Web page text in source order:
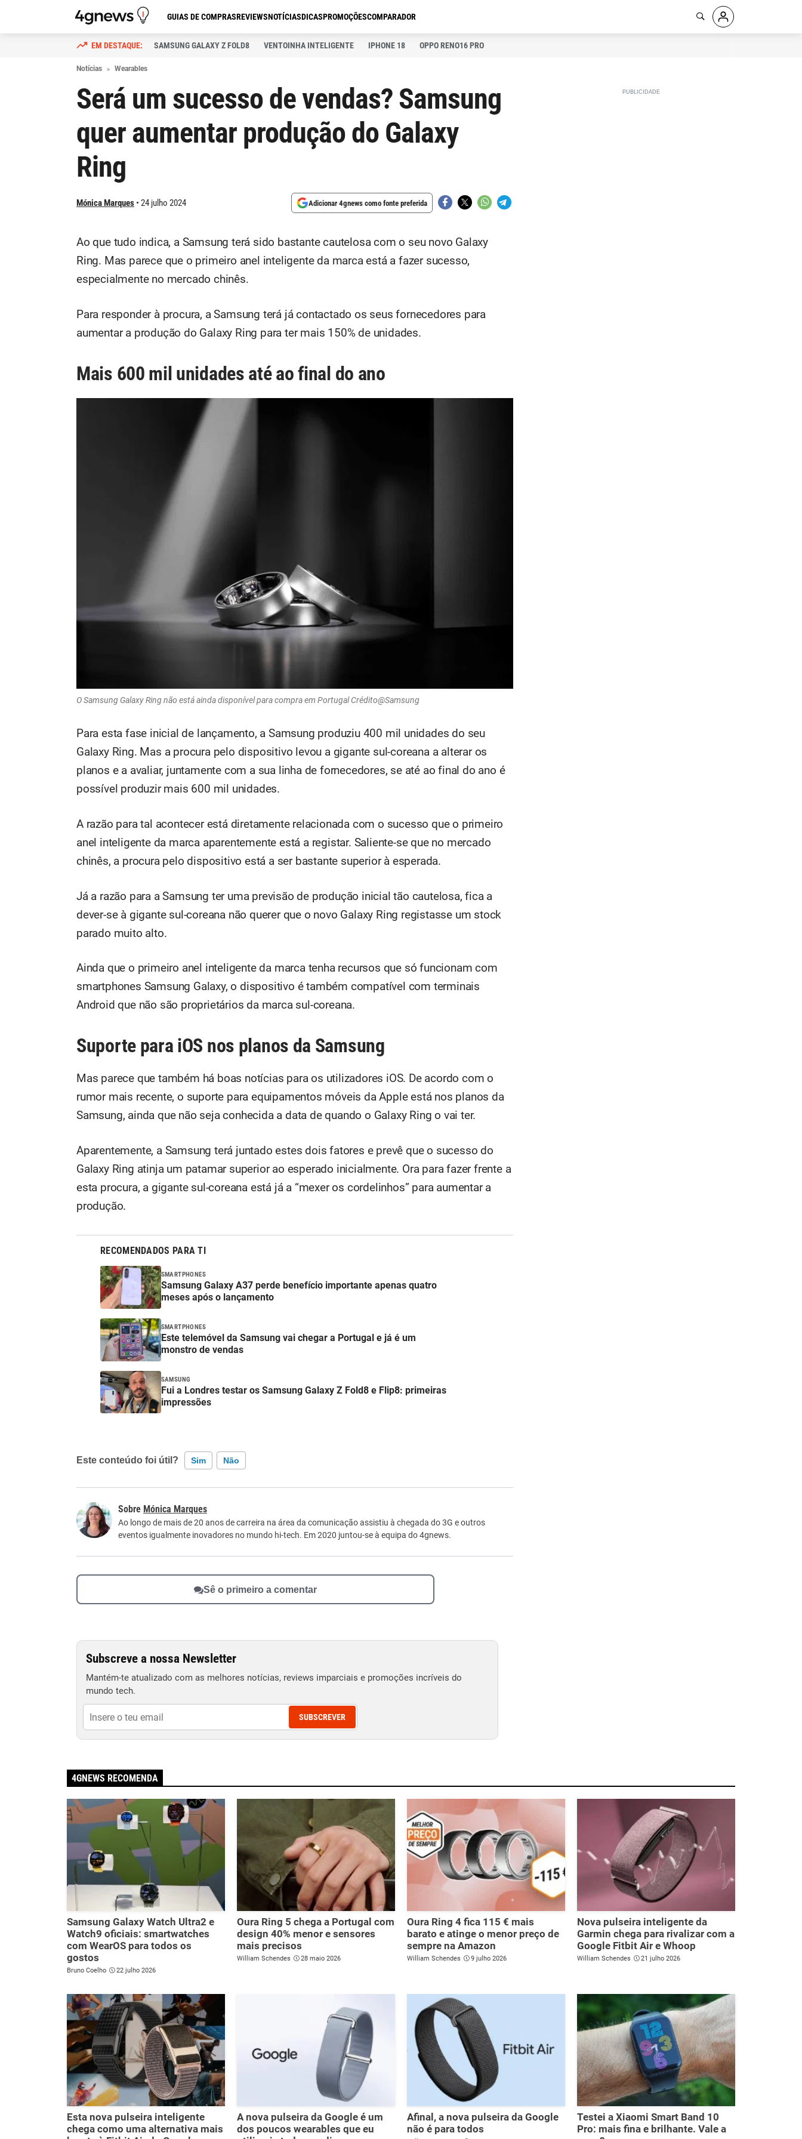
GUIAS DE COMPRASREVIEWSNOTÍCIASDICASPROMOÇÕESCOMPARADOR
SAMSUNG GALAXY Z FOLD8 VENTOINHA INTELIGENTE IPHONE 18 OPPO RENO16 PRO
Notícias Wearables
Será um sucesso de vendas? Samsung
quer aumentar produção do Galaxy
Ring
Mónica Marques 24 julho 2024 Adicionar 4gnews como fonte preferida
Ao que tudo indica, a Samsung terá sido bastante cautelosa com o seu novo Galaxy
Ring. Mas parece que o primeiro anel inteligente da marca está a fazer sucesso,
especialmente no mercado chinês.
Para responder à procura, a Samsung terá já contactado os seus fornecedores para
aumentar a produção do Galaxy Ring para ter mais 150% de unidades.
Mais 600 mil unidades até ao final do ano
O Samsung Galaxy Ring não está ainda disponível para compra em Portugal Crédito@Samsung
Para esta fase inicial de lançamento, a Samsung produziu 400 mil unidades do seu
Galaxy Ring. Mas a procura pelo dispositivo levou a gigante sul-coreana a alterar os
planos e a avaliar, juntamente com a sua linha de fornecedores, se até ao final do ano é
possível produzir mais 600 mil unidades.
A razão para tal acontecer está diretamente relacionada com o sucesso que o primeiro
anel inteligente da marca aparentemente está a registar. Saliente-se que no mercado
chinês, a procura pelo dispositivo está a ser bastante superior à esperada.
Já a razão para a Samsung ter uma previsão de produção inicial tão cautelosa, fica a
dever-se à gigante sul-coreana não querer que o novo Galaxy Ring registasse um stock
parado muito alto.
Ainda que o primeiro anel inteligente da marca tenha recursos que só funcionam com
smartphones Samsung Galaxy, o dispositivo é também compatível com terminais
Android que não são proprietários da marca sul-coreana.
Suporte para iOS nos planos da Samsung
Mas parece que também há boas notícias para os utilizadores iOS. De acordo com o
rumor mais recente, o suporte para equipamentos móveis da Apple está nos planos da
Samsung, ainda que não seja conhecida a data de quando o Galaxy Ring o vai ter.
Aparentemente, a Samsung terá juntado estes dois fatores e prevê que o sucesso do
Galaxy Ring atinja um patamar superior ao esperado inicialmente. Ora para fazer frente a
esta procura, a gigante sul-coreana está já a “mexer os cordelinhos” para aumentar a
produção.
RECOMENDADOS PARA TI
SMARTPHONES
Samsung Galaxy A37 perde benefício importante apenas quatro
meses após o lançamento
SMARTPHONES
Este telemóvel da Samsung vai chegar a Portugal e já é um
monstro de vendas
SAMSUNG
Fui a Londres testar os Samsung Galaxy Z Fold8 e Flip8: primeiras
impressões
Este conteúdo foi útil? Sim Não
Este conteúdo não tem a informação que procuro
Mónica Marques
Ao longo de mais de 20 anos de carreira na área da comunicação assistiu à chegada do 3G e outros
eventos igualmente inovadores no mundo hi-tech. Em 2020 juntou-se à equipa do 4gnews.
Sê o primeiro a comentar
Subscreve a nossa Newsletter
Mantém-te atualizado com as melhores notícias, reviews imparciais e promoções incríveis do
mundo tech.
SUBSCREVER
4GNEWS RECOMENDA
Samsung Galaxy Watch Ultra2 e
Watch9 oficiais: smartwatches
com WearOS para todos os
gostos
Bruno Coelho 22 julho 2026
Oura Ring 5 chega a Portugal com
design 40% menor e sensores
mais precisos
William Schendes 28 maio 2026
Oura Ring 4 fica 115 € mais
barato e atinge o menor preço de
sempre na Amazon
William Schendes 9 julho 2026
Nova pulseira inteligente da
Garmin chega para rivalizar com a
Google Fitbit Air e Whoop
William Schendes 21 julho 2026
Esta nova pulseira inteligente
chega como uma alternativa mais
A nova pulseira da Google é um
dos poucos wearables que eu
Afinal, a nova pulseira da Google
não é para todos
Testei a Xiaomi Smart Band 10
Pro: mais fina e brilhante. Vale a